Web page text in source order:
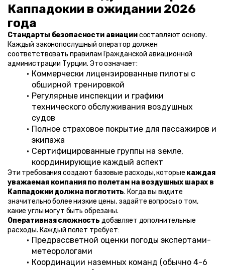
Каппадокии в ожидании 2026
года
Стандарты безопасности авиации составляют основу.
Каждый законопослушный оператор должен
соответствовать правилам Гражданской авиационной
администрации Турции. Это означает:
Коммерчески лицензированные пилоты с
обширной тренировкой
Регулярные инспекции и графики
технического обслуживания воздушных
судов
Полное страховое покрытие для пассажиров и
экипажа
Сертифицированные группы на земле,
координирующие каждый аспект
Эти требования создают базовые расходы, которые каждая
уважаемая компания по полетам на воздушных шарах в
Каппадокии должна поглотить. Когда вы видите
значительно более низкие цены, задайте вопросы о том,
какие углы могут быть обрезаны.
Оперативная сложность добавляет дополнительные
расходы. Каждый полет требует:
Предрассветной оценки погоды экспертами-
метеорологами
Координации наземных команд (обычно 4-6